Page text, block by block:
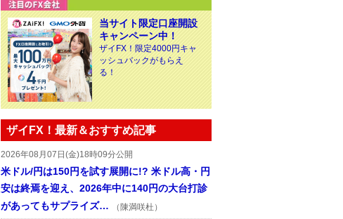
当サイト限定口座開設
キャンペーン中！
ザイFX！限定4000円キャ
ッシュバックがもらえ
る！
ザイFX！最新＆おすすめ記事
2026年08月07日(金)18時09分公開
米ドル/円は150円を試す展開に!? 米ドル高・円
安は終焉を迎え、2026年中に140円の大台打診
があってもサプライズ…
（陳満咲杜）